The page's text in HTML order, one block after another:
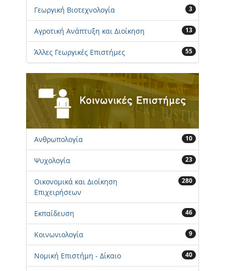
Γεωργική Βιοτεχνολογία 3
Αγροτική Ανάπτυξη και Διοίκηση 13
Άλλες Γεωργικές Επιστήμες 55
Ανθρωπολογία 10
Ψυχολογία 23
Οικονομικά και Διοίκηση
Επιχειρήσεων
280
Εκπαίδευση 46
Κοινωνιολογία 9
Νομική Επιστήμη - Δίκαιο 40